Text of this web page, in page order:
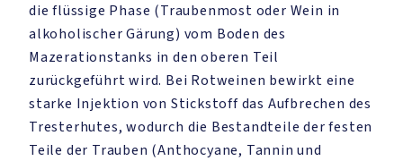
die flüssige Phase (Traubenmost oder Wein in
alkoholischer Gärung) vom Boden des
Mazerationstanks in den oberen Teil
zurückgeführt wird. Bei Rotweinen bewirkt eine
starke Injektion von Stickstoff das Aufbrechen des
Tresterhutes, wodurch die Bestandteile der festen
Teile der Trauben (Anthocyane, Tannin und